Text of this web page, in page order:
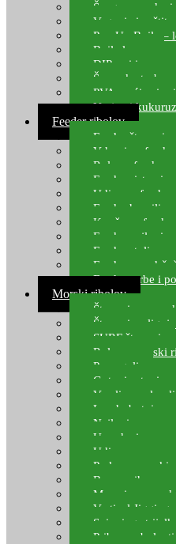
Špage,
Vaganje i zaštita
Pop Up Boile –
Boile lovne
DIP-ovi i arome
Šaranske torbe
PVA vrećice i
Umjetni
Feeder ribolov
Feeder štapovi
Vrhovi za
Role za feeder
Feeder sistemi
Udice za feeder
Feeder hranilice
Kopče za
Feeder najloni
Feeder stolice
Feeder arm
Feeder torbe i
Morski ribolov
Štapovi za
Štapovi za
SURF štapovi
Role za morski
Parangali
Gotovi setovi
Varalice za lov
Lov hobotnice
Najloni za more
Upredenice za
Udice za more
Perle za morski
Brum prihrana
Mamci za
Vertical Jigging
Spinning
Pribor za